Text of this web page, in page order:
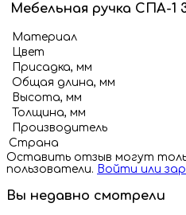
Мебельная ручка СПА-1
Материал
Цвет
Присадка, мм
Общая длина, мм
Высота, мм
Толщина, мм
Производитель
Страна
Оставить отзыв могут
пользователи. Войти или
Вы недавно смотрели